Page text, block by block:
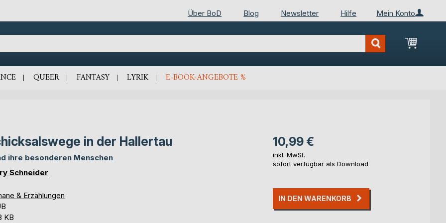
Mein Konto
Über BoD Blog Newsletter Hilfe
Mein
QUEER FANTASY LYRIK E-BOOK-ANGEBOTE %
in der Hallertau
ihre besonderen Menschen
Schneider
& Erzählungen
KB
10,99 €
inkl. MwSt.
sofort verfügbar als Download
IN DEN WARENKORB